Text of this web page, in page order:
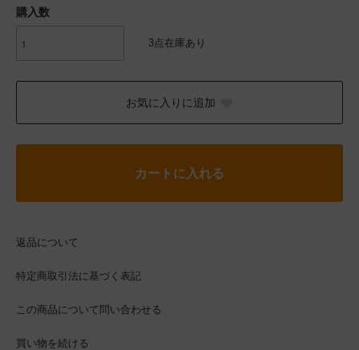
購入数
3点在庫あり
お気に入りに追加
カートに入れる
返品について
特定商取引法に基づく表記
この商品について問い合わせる
買い物を続ける